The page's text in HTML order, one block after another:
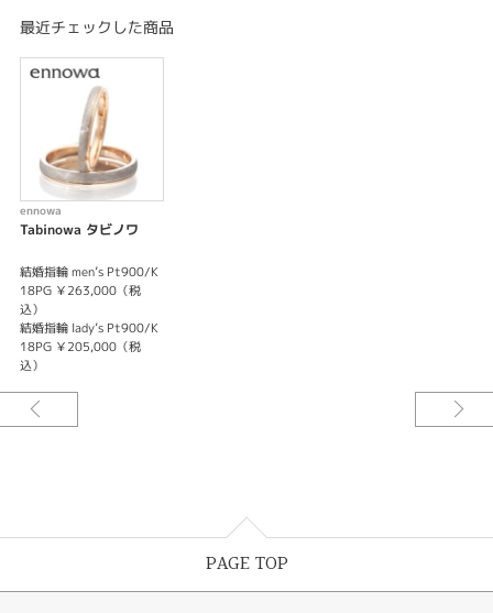
最近チェックした商品
ennowa
Tabinowa タビノワ
結婚指輪 men’s Pt900/K
18PG ￥263,000（税
込）
結婚指輪 lady’s Pt900/K
18PG ￥205,000（税
込）
PAGE TOP